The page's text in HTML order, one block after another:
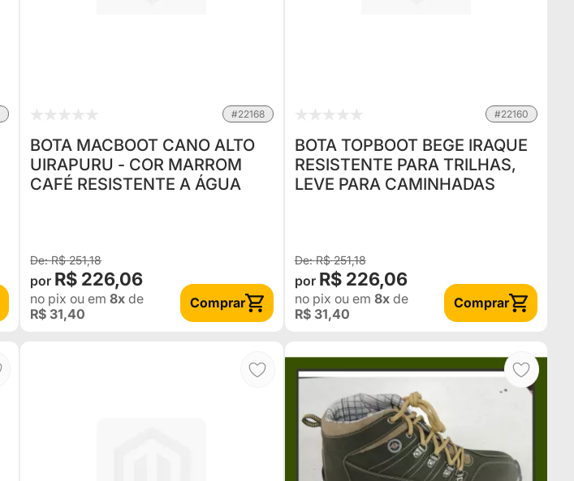
#22168
BOTA MACBOOT CANO ALTO
UIRAPURU - COR MARROM
CAFÉ RESISTENTE A ÁGUA
R$ 251,18
R$ 226,06
no pix ou em8x de
R$ 31,40
Comprar
#22160
BOTA TOPBOOT BEGE IRAQUE
RESISTENTE PARA TRILHAS,
LEVE PARA CAMINHADAS
R$ 251,18
R$ 226,06
no pix ou em 8xde
R$ 31,40
Comprar